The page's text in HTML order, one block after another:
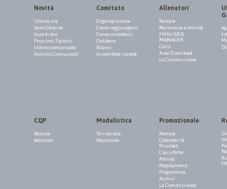
Novità
Ultima ora
Gare Odierne
Gare di Ieri
Prossimi 7 giorni
Ultimo comunicato
Archivio Comunicati
Comitato
Organigramma
Come raggiungerci
Come contattarci
Delibere
Bilanci
Assemblee società
Allenatori
Notizie
Normativa e Attività
FIPAV WEB
MANAGER
Corsi
Area Download
La Commissione
CQP
Notizie
Selezioni
Modulistica
Territoriale
Nazionale
Promozionale
Notizie
Calendari &
Risultati
Classifiche
Attività
Regolamenti
Programma
Archivi
La Commissione